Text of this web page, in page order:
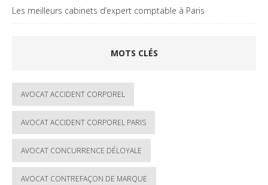
Les meilleurs cabinets d’expert comptable à Paris
MOTS CLÉS
AVOCAT ACCIDENT CORPOREL
AVOCAT ACCIDENT CORPOREL PARIS
AVOCAT CONCURRENCE DÉLOYALE
AVOCAT CONTREFAÇON DE MARQUE